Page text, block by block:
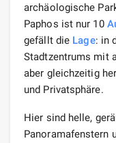
archäologische
Paphos ist nur 10
gefällt die Lage: in
Stadtzentrums mit
aber gleichzeitig
und Privatsphäre.
Hier sind helle,
Panoramafenstern